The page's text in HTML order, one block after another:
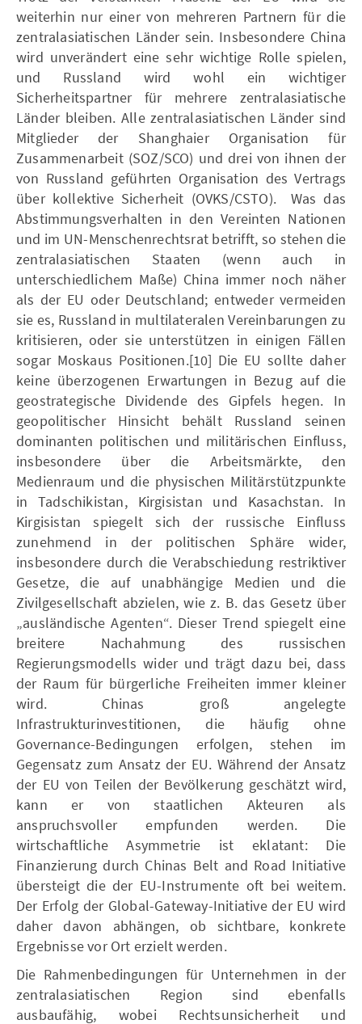
weiterhin nur einer von mehreren Partnern für die
zentralasiatischen Länder sein. Insbesondere China
wird unverändert eine sehr wichtige Rolle spielen,
und Russland wird wohl ein wichtiger
Sicherheitspartner für mehrere zentralasiatische
Länder bleiben. Alle zentralasiatischen Länder sind
Mitglieder der Shanghaier Organisation für
Zusammenarbeit (SOZ/SCO) und drei von ihnen der
von Russland geführten Organisation des Vertrags
über kollektive Sicherheit (OVKS/CSTO). Was das
Abstimmungsverhalten in den Vereinten Nationen
und im UN-Menschenrechtsrat betrifft, so stehen die
zentralasiatischen Staaten (wenn auch in
unterschiedlichem Maße) China immer noch näher
als der EU oder Deutschland; entweder vermeiden
sie es, Russland in multilateralen Vereinbarungen zu
kritisieren, oder sie unterstützen in einigen Fällen
sogar Moskaus Positionen.[10] Die EU sollte daher
keine überzogenen Erwartungen in Bezug auf die
geostrategische Dividende des Gipfels hegen. In
geopolitischer Hinsicht behält Russland seinen
dominanten politischen und militärischen Einfluss,
insbesondere über die Arbeitsmärkte, den
Medienraum und die physischen Militärstützpunkte
in Tadschikistan, Kirgisistan und Kasachstan. In
Kirgisistan spiegelt sich der russische Einfluss
zunehmend in der politischen Sphäre wider,
insbesondere durch die Verabschiedung restriktiver
Gesetze, die auf unabhängige Medien und die
Zivilgesellschaft abzielen, wie z. B. das Gesetz über
„ausländische Agenten“. Dieser Trend spiegelt eine
breitere Nachahmung des russischen
Regierungsmodells wider und trägt dazu bei, dass
der Raum für bürgerliche Freiheiten immer kleiner
wird. Chinas groß angelegte
Infrastrukturinvestitionen, die häufig ohne
Governance-Bedingungen erfolgen, stehen im
Gegensatz zum Ansatz der EU. Während der Ansatz
der EU von Teilen der Bevölkerung geschätzt wird,
kann er von staatlichen Akteuren als
anspruchsvoller empfunden werden. Die
wirtschaftliche Asymmetrie ist eklatant: Die
Finanzierung durch Chinas Belt and Road Initiative
übersteigt die der EU-Instrumente oft bei weitem.
Der Erfolg der Global-Gateway-Initiative der EU wird
daher davon abhängen, ob sichtbare, konkrete
Ergebnisse vor Ort erzielt werden.
Die Rahmenbedingungen für Unternehmen in der
zentralasiatischen Region sind ebenfalls
ausbaufähig, wobei Rechtsunsicherheit und